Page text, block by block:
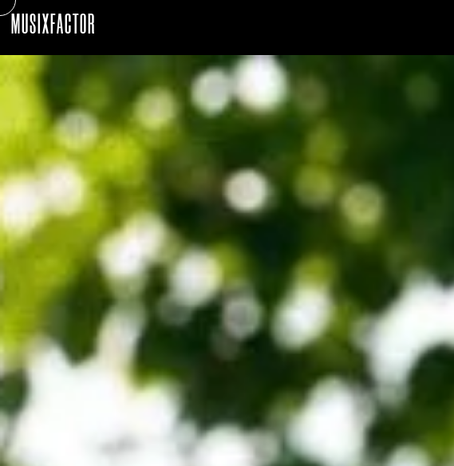
MUSIXFACTOR